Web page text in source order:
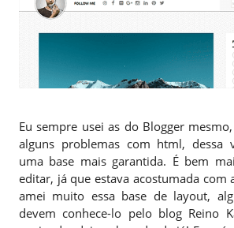
Eu sempre usei as do Blogger
alguns problemas com html, dessa
uma base mais garantida. É bem
editar, já que estava acostumada com
amei muito essa base de layout,
devem conhece-lo pelo blog Reino